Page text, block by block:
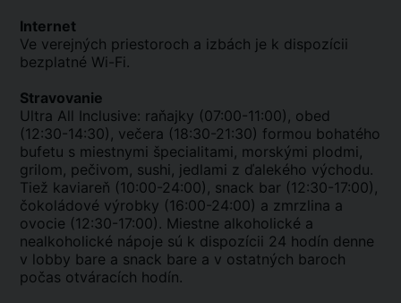
Internet
Ve verejných priestoroch a izbách je k dispozícii
bezplatné Wi-Fi.
Stravovanie
Ultra All Inclusive: raňajky (07:00-11:00), obed
(12:30-14:30), večera (18:30-21:30) formou bohatého
bufetu s miestnymi špecialitami, morskými plodmi,
grilom, pečivom, sushi, jedlami z ďalekého východu.
Tiež kaviareň (10:00-24:00), snack bar (12:30-17:00),
čokoládové výrobky (16:00-24:00) a zmrzlina a
ovocie (12:30-17:00). Miestne alkoholické a
nealkoholické nápoje sú k dispozícii 24 hodín denne
v lobby bare a snack bare a v ostatných baroch
počas otváracích hodín.